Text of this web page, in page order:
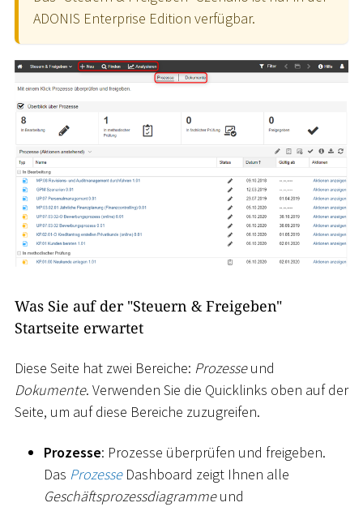
ADONIS Enterprise Edition verfügbar.
Was Sie auf der "Steuern & Freigeben"
Startseite erwartet
Diese Seite hat zwei Bereiche: Prozesseund
Dokumente. Verwenden Sie die Quicklinks oben auf der
Seite, um auf diese Bereiche zuzugreifen.
Prozesse: Prozesse überprüfen und freigeben.
Das ProzesseDashboard zeigt Ihnen alle
Geschäftsprozessdiagrammeund